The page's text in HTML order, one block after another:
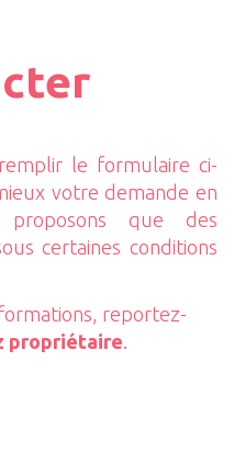
le formulaire ci-
votre demande en
que des
certaines conditions
reportez-
propriétaire.